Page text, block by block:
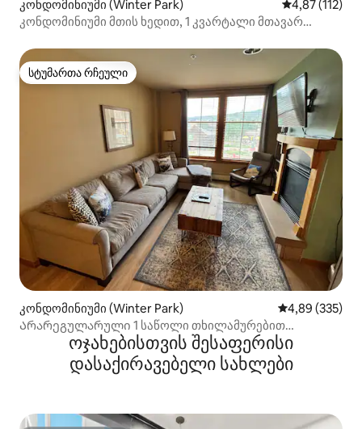
კონდომინიუმი (Winter Park) საშუალო
4,87 (112)
კონდომინიუმი მთის ხედით, 1 კვარტალი მთავარ
სტუმართა რჩეული
სტუმართა რჩეული
კონდომინიუმი (Winter Park) საშუალო
4,89 (335)
Არარეგულარული 1 საწოლი თხილამურებით
მისასვლელი/გასასვლელი MTN-ის ხედები საწოლი
193 × 203 სმ
ოჯახებისთვის შესაფერისი
დასაქირავებელი სახლები